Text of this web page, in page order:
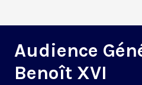
Audience
Benoît XVI